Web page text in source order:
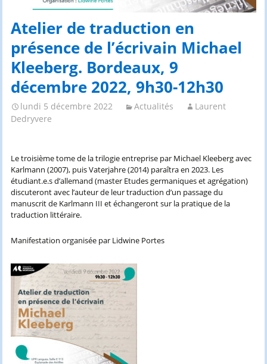
Atelier de traduction en
présence de l’écrivain Michael
Kleeberg. Bordeaux, 9
décembre 2022, 9h30-12h30
lundi 5 décembre 2022 Actualités
Laurent
Dedryvere
Le troisième tome de la trilogie entreprise par Michael Kleeberg avec
Karlmann (2007), puis Vaterjahre (2014) paraîtra en 2023. Les
étudiant.e.s d’allemand (master Etudes germaniques et agrégation)
discuteront avec l’auteur de leur traduction d’un passage du
manuscrit de Karlmann III et échangeront sur la pratique de la
traduction littéraire.
Manifestation organisée par Lidwine Portes